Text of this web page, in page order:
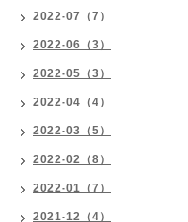
2022-07（7）
2022-06（3）
2022-05（3）
2022-04（4）
2022-03（5）
2022-02（8）
2022-01（7）
2021-12（4）